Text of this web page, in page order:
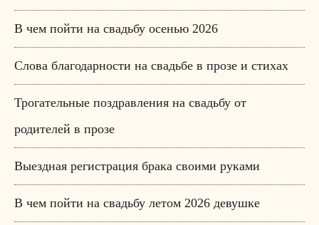
В чем пойти на свадьбу осенью 2026
Слова благодарности на свадьбе в прозе и стихах
Трогательные поздравления на свадьбу от
родителей в прозе
Выездная регистрация брака своими руками
В чем пойти на свадьбу летом 2026 девушке